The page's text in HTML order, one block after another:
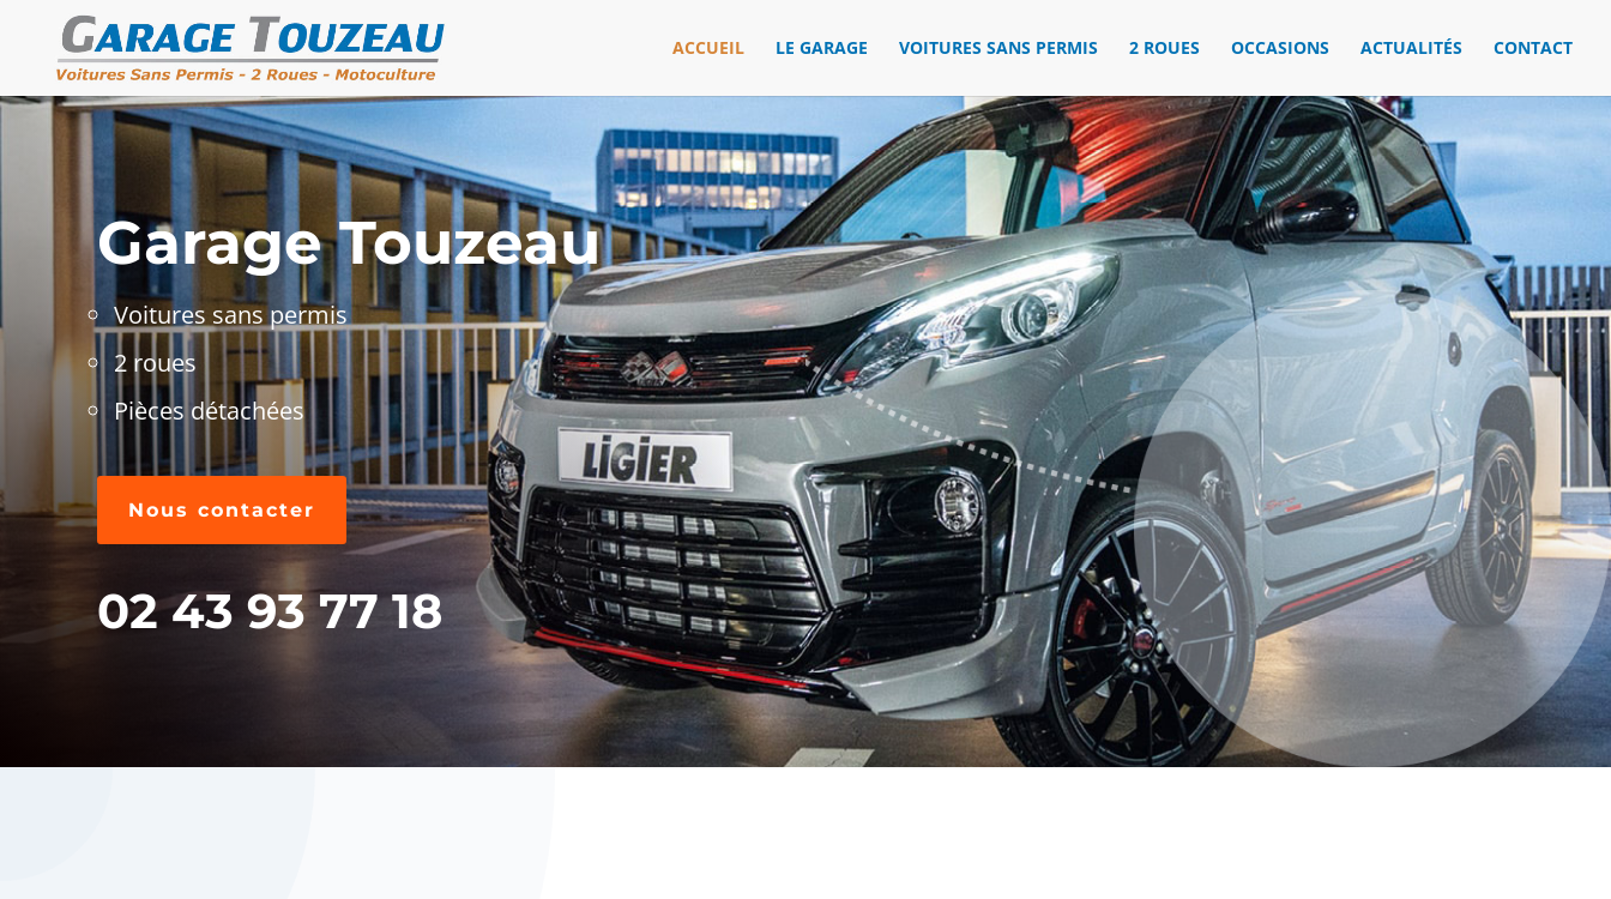
ACCUEIL LE GARAGE VOITURES SANS PERMIS 2 ROUES OCCASIONS ACTUALITÉS CONTACT
Garage Touzeau
Voitures sans permis
2 roues
Pièces détachées
Nous contacter
02 43 93 77 18